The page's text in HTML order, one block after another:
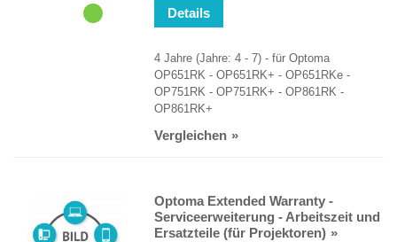
Details
4 Jahre (Jahre: 4 - 7) - für Optoma
OP651RK - OP651RK+ - OP651RKe -
OP751RK - OP751RK+ - OP861RK -
OP861RK+
Vergleichen
Optoma Extended Warranty -
Serviceerweiterung - Arbeitszeit und
Ersatzteile (für Projektoren)